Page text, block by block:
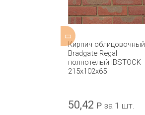
Кирпич облицовочный
Bradgate Regal
полнотелый IBSTOCK
215x102x65
50,42 Р за 1 шт.